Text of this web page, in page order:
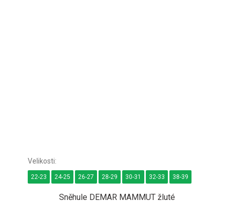
Sněhule DEMAR MAMMUT žluté
22-23 24-25 26-27 28-29 30-31 32-33 38-39